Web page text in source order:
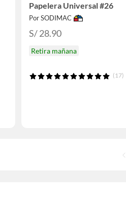
Papelera Universal #26
Por SODIMAC
S/ 28.90
Retira mañana
(17)